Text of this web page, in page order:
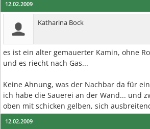
12.02.2009
Katharina Bock
es ist ein alter gemauerter Kamin, ohne
und es riecht nach Gas...
Keine Ahnung, was der Nachbar da für
ich habe die Sauerei an der Wand... und
oben mit schicken gelben, sich
12.02.2009